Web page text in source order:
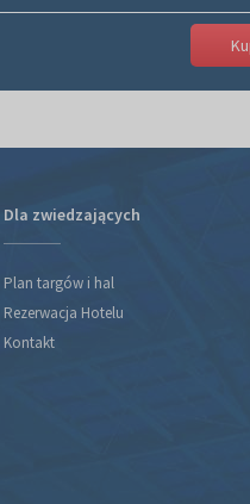
Dla zwiedzających
Plan targów i hal
Rezerwacja Hotelu
Kontakt